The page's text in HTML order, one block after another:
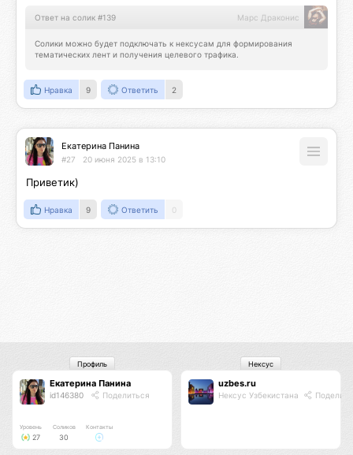
Ответ на солик #139 Марс Драконис
Солики можно будет подключать к нексусам для формирования
тематических лент и получения целевого трафика.
Нравка 9 Ответить 2
Екатерина Панина
#27 20 июня 2025 в 13:10
Приветик)
Нравка 9 Ответить 0
Екатерина Панина
id146380 Поделиться
Уровень
27
Соликов
30
Контакты
Профиль
uzbes.ru
Нексус Узбекистана
Нексус